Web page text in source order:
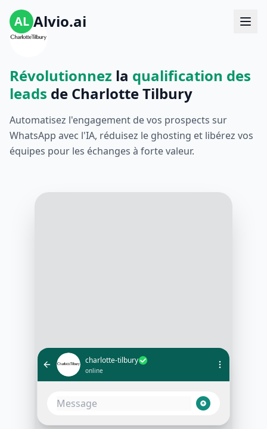
AL Alvio.ai
Révolutionnez la qualification des
leads de Charlotte Tilbury
Automatisez l'engagement de vos prospects sur
WhatsApp avec l'IA, réduisez le ghosting et libérez vos
équipes pour les échanges à forte valeur.
charlotte-tilbury
online
Bonjour, je cherche un fond de teint
10:05 AM